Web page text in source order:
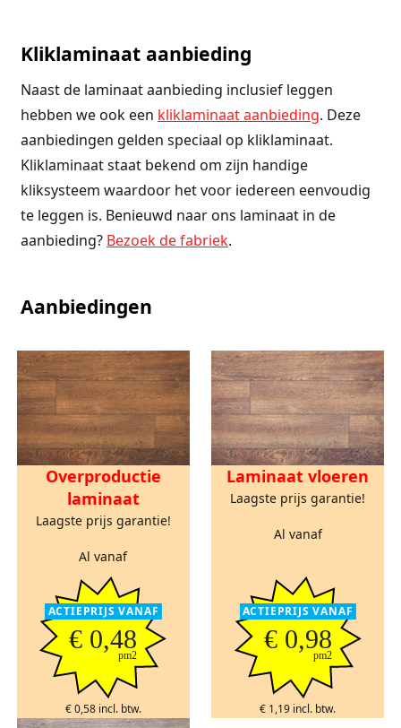
Kliklaminaat aanbieding
Naast de laminaat aanbieding inclusief leggen
hebben we ook een kliklaminaat aanbieding. Deze
aanbiedingen gelden speciaal op kliklaminaat.
Kliklaminaat staat bekend om zijn handige
kliksysteem waardoor het voor iedereen eenvoudig
te leggen is. Benieuwd naar ons laminaat in de
aanbieding? Bezoek de fabriek.
Aanbiedingen
Overproductie
laminaat
Laagste prijs garantie!
Al vanaf
ACTIEPRIJS VANAF
€ 0,48
pm2
€ 0,58 incl. btw.
Laminaat vloeren
Laagste prijs garantie!
Al vanaf
ACTIEPRIJS VANAF
€ 0,98
pm2
€ 1,19 incl. btw.